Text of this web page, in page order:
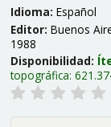
Idioma: Español
Editor: Buenos
1988
Disponibilidad:
topográfica: